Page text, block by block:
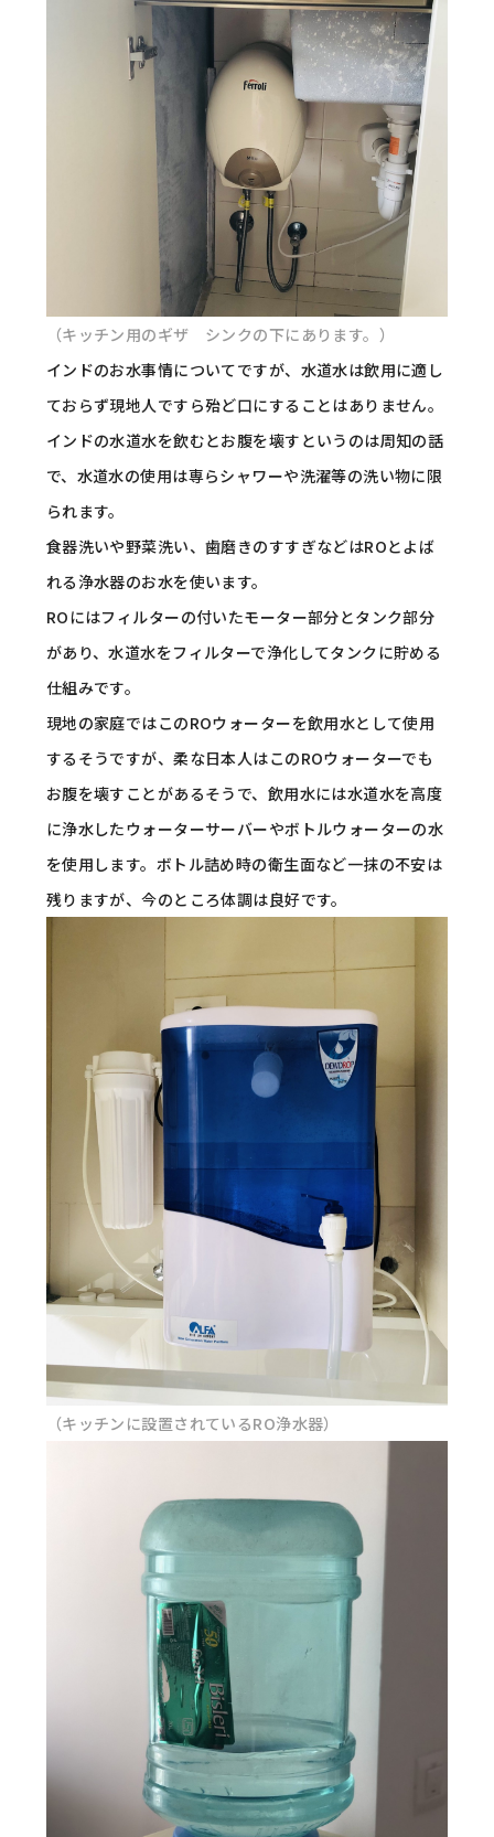
（キッチン用のギザ シンクの下にあります。）
インドのお水事情についてですが、水道水は飲用に適し
ておらず現地人ですら殆ど口にすることはありません。
インドの水道水を飲むとお腹を壊すというのは周知の話
で、水道水の使用は専らシャワーや洗濯等の洗い物に限
られます。
食器洗いや野菜洗い、歯磨きのすすぎなどはROとよば
れる浄水器のお水を使います。
ROにはフィルターの付いたモーター部分とタンク部分
があり、水道水をフィルターで浄化してタンクに貯める
仕組みです。
現地の家庭ではこのROウォーターを飲用水として使用
するそうですが、柔な日本人はこのROウォーターでも
お腹を壊すことがあるそうで、飲用水には水道水を高度
に浄水したウォーターサーバーやボトルウォーターの水
を使用します。ボトル詰め時の衛生面など一抹の不安は
残りますが、今のところ体調は良好です。
（キッチンに設置されているRO浄水器）